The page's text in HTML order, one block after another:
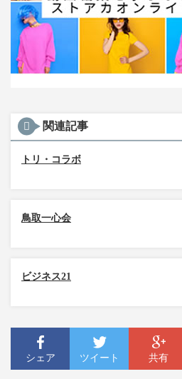
関連記事
トリ・コラボ
鳥取一心会
ビジネス21
シェア ツイート 共有